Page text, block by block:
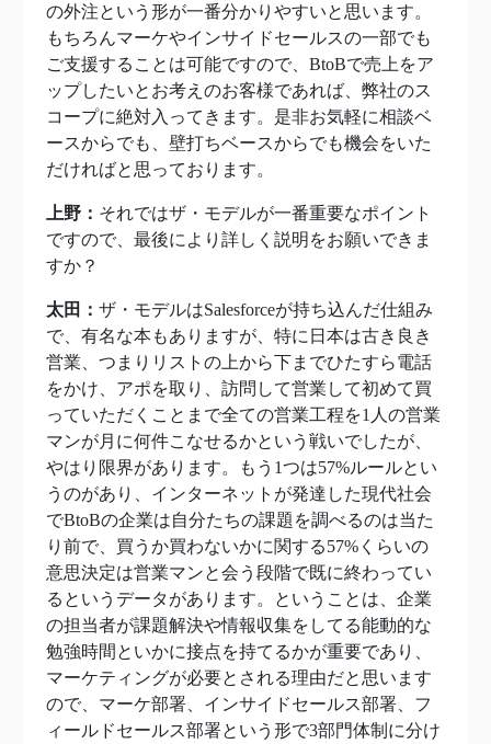
の外注という形が一番分かりやすいと思います。
もちろんマーケやインサイドセールスの一部でも
ご支援することは可能ですので、BtoBで売上をア
ップしたいとお考えのお客様であれば、弊社のス
コープに絶対入ってきます。是非お気軽に相談ベ
ースからでも、壁打ちベースからでも機会をいた
だければと思っております。
上野： それではザ・モデルが一番重要なポイント
ですので、最後により詳しく説明をお願いできま
すか？
太田： ザ・モデルはSalesforceが持ち込んだ仕組み
で、有名な本もありますが、特に日本は古き良き
営業、つまりリストの上から下までひたすら電話
をかけ、アポを取り、訪問して営業して初めて買
っていただくことまで全ての営業工程を1人の営業
マンが月に何件こなせるかという戦いでしたが、
やはり限界があります。もう1つは57%ルールとい
うのがあり、インターネットが発達した現代社会
でBtoBの企業は自分たちの課題を調べるのは当た
り前で、買うか買わないかに関する57%くらいの
意思決定は営業マンと会う段階で既に終わってい
るというデータがあります。ということは、企業
の担当者が課題解決や情報収集をしてる能動的な
勉強時間といかに接点を持てるかが重要であり、
マーケティングが必要とされる理由だと思います
ので、マーケ部署、インサイドセールス部署、フ
ィールドセールス部署という形で3部門体制に分け